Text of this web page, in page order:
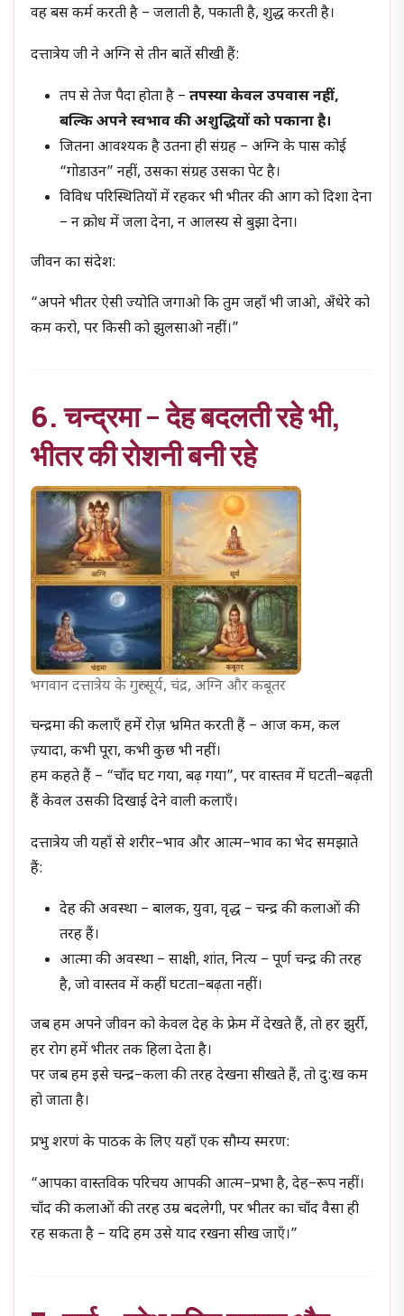
वह बस कर्म करती है – जलाती है, पकाती है, शुद्ध करती है।
दत्तात्रेय जी ने अग्नि से तीन बातें सीखी हैं:
तप से तेज पैदा होता है –तपस्या केवल उपवास नहीं,
बल्कि अपने स्वभाव की अशुद्धियों को पकाना है।
जितना आवश्यक है उतना ही संग्रह – अग्नि के पास कोई
“गोडाउन” नहीं, उसका संग्रह उसका पेट है।
विविध परिस्थितियों में रहकर भी भीतर की आग को दिशा देना
– न क्रोध में जला देना, न आलस्य से बुझा देना।
जीवन का संदेश:
“अपने भीतर ऐसी ज्योति जगाओ कि तुम जहाँ भी जाओ, अँधेरे को
कम करो, पर किसी को झुलसाओ नहीं।”
6. चन्द्रमा – देह बदलती रहे भी,
भीतर की रोशनी बनी रहे
भगवान दत्तात्रेय के गुरुः सूर्य, चंद्र, अग्नि और कबूतर
चन्द्रमा की कलाएँ हमें रोज़ भ्रमित करती हैं – आज कम, कल
ज़्यादा, कभी पूरा, कभी कुछ भी नहीं।
हम कहते हैं – “चाँद घट गया, बढ़ गया”, पर वास्तव में घटती–बढ़ती
हैं केवल उसकी दिखाई देने वाली कलाएँ।
दत्तात्रेय जी यहाँ से शरीर–भाव और आत्म–भाव का भेद समझाते
हैं:
देह की अवस्था – बालक, युवा, वृद्ध – चन्द्र की कलाओं की
तरह हैं।
आत्मा की अवस्था – साक्षी, शांत, नित्य – पूर्ण चन्द्र की तरह
है, जो वास्तव में कहीं घटता–बढ़ता नहीं।
जब हम अपने जीवन को केवल देह के फ्रेम में देखते हैं, तो हर झुर्री,
हर रोग हमें भीतर तक हिला देता है।
पर जब हम इसे चन्द्र–कला की तरह देखना सीखते हैं, तो दु:ख कम
हो जाता है।
प्रभु शरणं के पाठक के लिए यहाँ एक सौम्य स्मरण:
“आपका वास्तविक परिचय आपकी आत्म–प्रभा है, देह–रूप नहीं।
चाँद की कलाओं की तरह उम्र बदलेगी, पर भीतर का चाँद वैसा ही
रह सकता है – यदि हम उसे याद रखना सीख जाएँ।”